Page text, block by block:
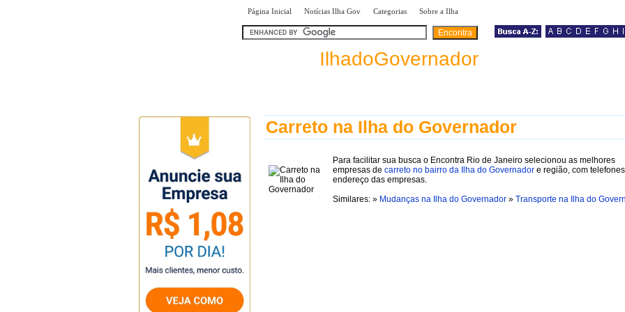
Página Inicial Notícias Ilha Gov Categorias Sobre a Ilha
IlhadoGovernador
Carreto na Ilha do Governador
Para facilitar sua busca o Encontra Rio de Janeiro selecionou as melhores
empresas de carreto no bairro da Ilha do Governador e região, com
endereço das empresas.
Similares: » Mudanças na Ilha do Governador » Transporte na Ilha do